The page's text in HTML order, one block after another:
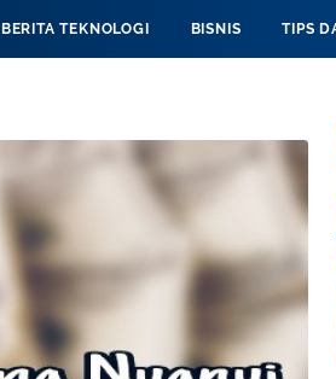
BERITA TEKNOLOGI BISNIS TIPS